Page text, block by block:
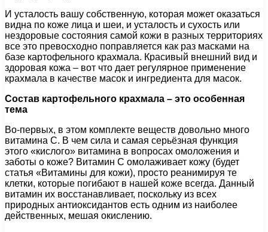
И усталость вашу собственную, которая может оказаться
видна по коже лица и шеи, и усталость и сухость или
нездоровые состояния самой кожи в разных территориях
все это превосходно поправляется как раз масками на
базе картофельного крахмала. Красивый внешний вид и
здоровая кожа – вот что дает регулярное применение
крахмала в качестве масок и ингредиента для масок.
Состав картофельного крахмала – это особенная
тема
Во-первых, в этом комплекте веществ довольно много
витамина С. В чем сила и самая серьёзная функция
этого «кислого» витамина в вопросах омоложения и
заботы о коже? Витамин С омолаживает кожу (будет
статья «Витамины для кожи), просто реанимируя те
клетки, которые погибают в нашей коже всегда. Данный
витамин их восстанавливает, поскольку из всех
природных антиоксидантов есть одним из наиболее
действенных, мешая окислению.